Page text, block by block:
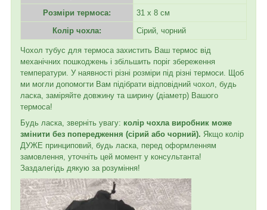
Розміри термоса:
31 х 8 см
Колір чохла:
Сірий, чорний
Чохол тубус для термоса захистить Ваш термос від
механічних пошкоджень і збільшить поріг збереження
температури. У наявності різні розміри під різні термоси. Щоб
ми могли допомогти Вам підібрати відповідний чохол, будь
ласка, заміряйте довжину та ширину (діаметр) Вашого
термоса!
Будь ласка, зверніть увагу: колір чохла виробник може
змінити без попередження (сірий або чорний). Якщо колір
ДУЖЕ принциповий, будь ласка, перед оформленням
замовлення, уточніть цей момент у консультанта!
Заздалегідь дякую за розуміння!